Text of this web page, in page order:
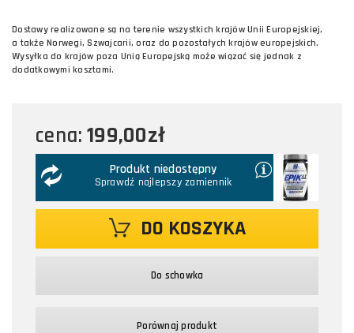
Dostawy realizowane są na terenie wszystkich krajów Unii Europejskiej,
a także Norwegi, Szwajcarii, oraz do pozostałych krajów europejskich.
Wysyłka do krajów poza Unią Europejską może wiązać się jednak z
dodatkowymi kosztami.
cena: 199,00zł
Produkt niedostępny
Sprawdź najlepszy zamiennik
DO KOSZYKA
Do schowka
Porównaj produkt